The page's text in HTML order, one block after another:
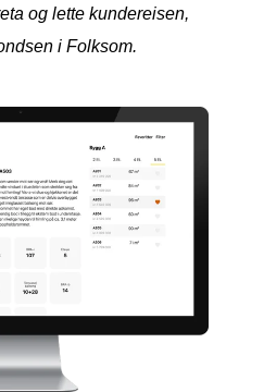
og lette kundereisen,
i Folksom.